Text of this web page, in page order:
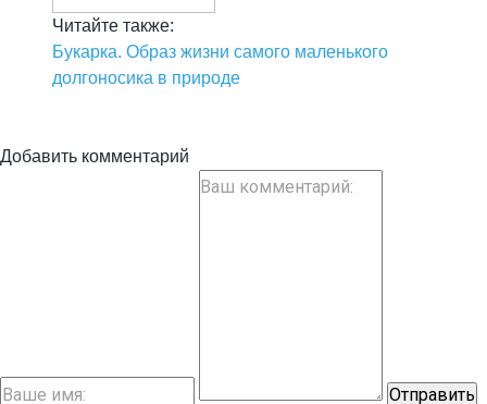
Читайте также:
Букарка. Образ жизни самого маленького
долгоносика в природе
Добавить комментарий